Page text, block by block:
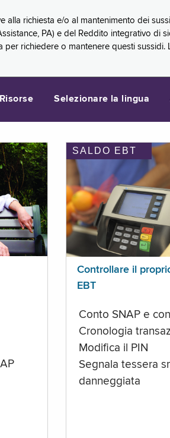
richiesta e/o al mantenimento dei
PA) e del Reddito integrativo di
richiedere o mantenere questi
Risorse Selezionare la lingua
SALDO EBT
Controllare il
EBT
Conto SNAP e
Cronologia
Modifica il PIN
Segnala tessera
danneggiata